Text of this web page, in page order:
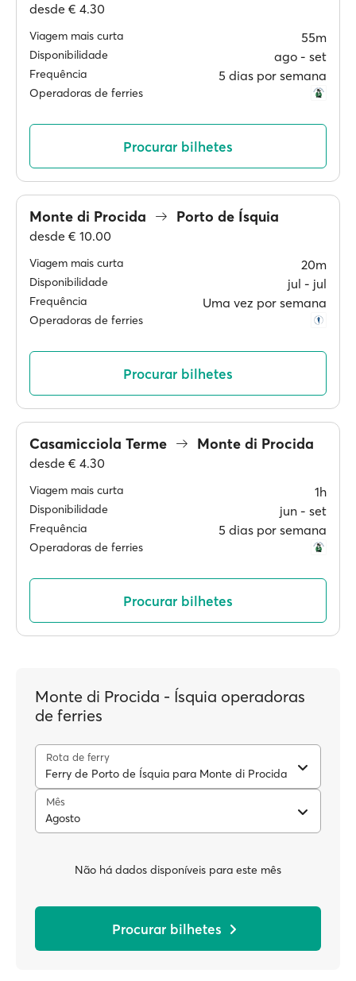
desde € 4.30
Viagem mais curta 55m
Disponibilidade ago ‐ set
Frequência 5 dias por semana
Operadoras de ferries
Procurar bilhetes
Monte di Procida Porto de Ísquia
desde € 10.00
Viagem mais curta 20m
Disponibilidade jul ‐ jul
Frequência Uma vez por semana
Operadoras de ferries
Procurar bilhetes
Casamicciola Terme Monte di Procida
desde € 4.30
Viagem mais curta 1h
Disponibilidade jun ‐ set
Frequência 5 dias por semana
Operadoras de ferries
Procurar bilhetes
Monte di Procida - Ísquia operadoras
de ferries
Rota de ferry
Ferry de Porto de Ísquia para Monte di Procida
Mês
Agosto
Não há dados disponíveis para este mês
Procurar bilhetes